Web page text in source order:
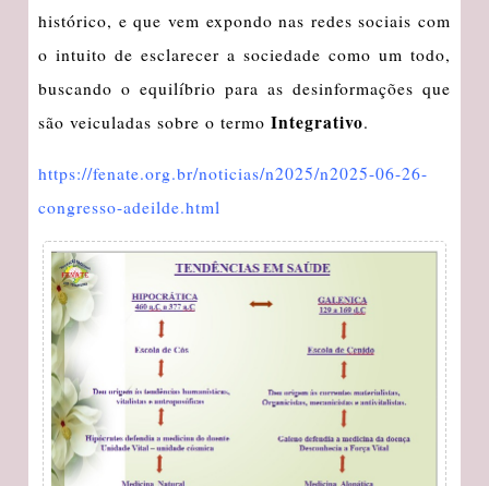
histórico, e que vem expondo nas redes sociais com
o intuito de esclarecer a sociedade como um todo,
buscando o equilíbrio para as desinformações que
são veiculadas sobre o termo Integrativo.
https://fenate.org.br/noticias/n2025/n2025-06-26-
congresso-adeilde.html